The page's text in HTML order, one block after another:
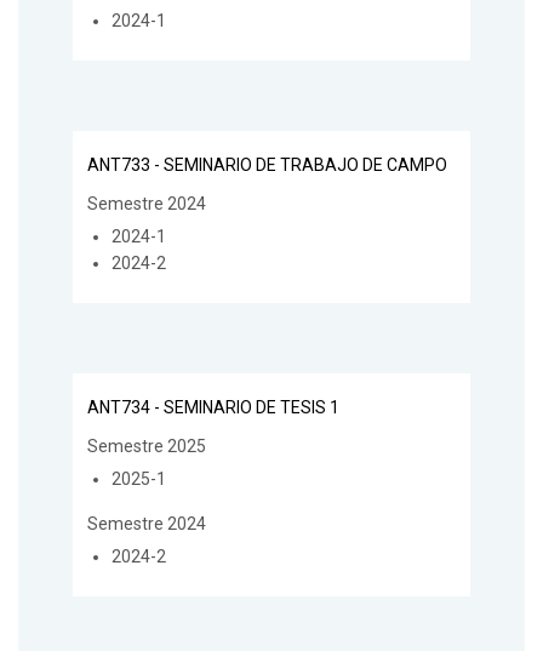
2024-1
ANT733 - SEMINARIO DE TRABAJO DE CAMPO
Semestre 2024
2024-1
2024-2
ANT734 - SEMINARIO DE TESIS 1
Semestre 2025
2025-1
Semestre 2024
2024-2